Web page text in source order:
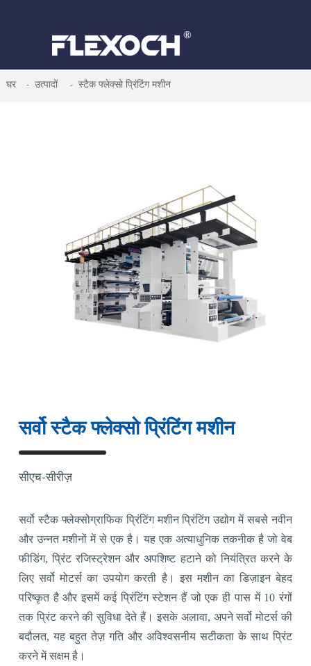
घर उत्पादों स्टैक फ्लेक्सो प्रिंटिंग मशीन
सर्वो स्टैक फ्लेक्सो प्रिंटिंग मशीन
सीएच-सीरीज़
सर्वो स्टैक फ्लेक्सोग्राफिक प्रिंटिंग मशीन प्रिंटिंग उद्योग में सबसे नवीन
और उन्नत मशीनों में से एक है। यह एक अत्याधुनिक तकनीक है जो वेब
फीडिंग, प्रिंट रजिस्ट्रेशन और अपशिष्ट हटाने को नियंत्रित करने के
लिए सर्वो मोटर्स का उपयोग करती है। इस मशीन का डिज़ाइन बेहद
परिष्कृत है और इसमें कई प्रिंटिंग स्टेशन हैं जो एक ही पास में 10 रंगों
तक प्रिंट करने की सुविधा देते हैं। इसके अलावा, अपने सर्वो मोटर्स की
बदौलत, यह बहुत तेज़ गति और अविश्वसनीय सटीकता के साथ प्रिंट
करने में सक्षम है।